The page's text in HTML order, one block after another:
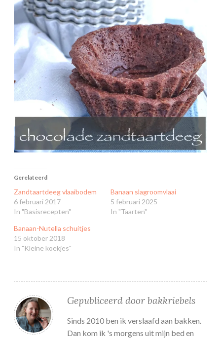
Gerelateerd
Zandtaartdeeg vlaaibodem
6 februari 2017
In "Basisrecepten"
Banaan slagroomvlaai
5 februari 2025
In "Taarten"
Banaan-Nutella schuitjes
15 oktober 2018
In "Kleine koekjes"
Gepubliceerd door bakkriebels
Sinds 2010 ben ik verslaafd aan bakken.
Dan kom ik 's morgens uit mijn bed en